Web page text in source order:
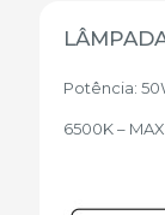
Potência:
6500K –